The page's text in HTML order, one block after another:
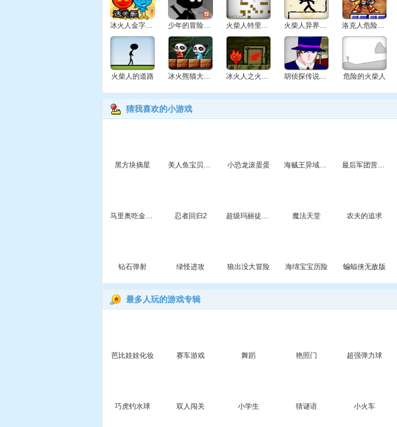
冰火人金字塔冒险 少年的冒险之路 火柴人特里大冒险 火柴人异界冒险 洛克人危险之路
火柴人的道路 冰火熊猫大冒险 冰火人之火娃约会 胡侦探传说之冰人岛的秘密 危险的火柴人
猜我喜欢的小游戏
黑方块摘星 美人鱼宝贝海底找钻石 小恐龙滚蛋蛋 海贼王异域冒险3 最后军团营救计划无敌版
马里奥吃金币7选关版 忍者回归2 超级玛丽徒步冒险 魔法天堂 农夫的追求
钻石弹射 绿怪进攻 狼出没大冒险 海绵宝宝历险 蝙蝠侠无敌版
最多人玩的游戏专辑
芭比娃娃化妆 赛车游戏 舞蹈 艳照门 超强弹力球
巧虎钓水球 双人闯关 小学生 猜谜语 小火车